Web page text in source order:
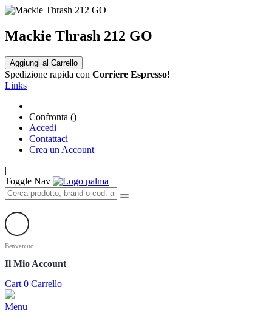
Mackie Thrash 212 GO
Aggiungi al Carrello
Spedizione rapida con Corriere Espresso!
Links
Confronta ()
Accedi
Contattaci
Crea un Account
|
Toggle Nav
Benvenuto
Il Mio Account
Cart 0 Carrello
Menu